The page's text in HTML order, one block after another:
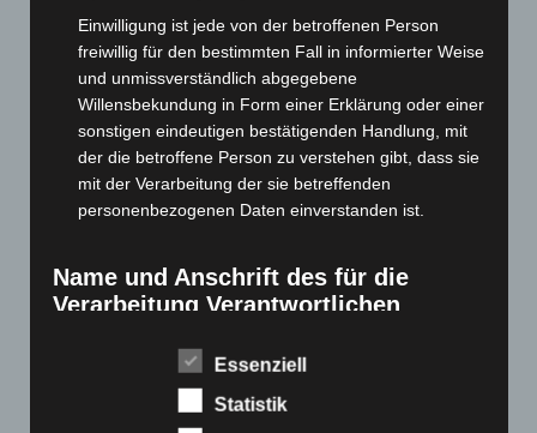
Dezember 2021 (204)
November 2021(215)
Oktober 2021
(171)
September 2021(180)
August 2021 (154)
Juni 2021
Mai 2021(200)
(189)
Einwilligung ist jede von der betroffenen Person
freiwillig für den bestimmten Fall in informierter Weise
und unmissverständlich abgegebene
Willensbekundung in Form einer Erklärung oder einer
sonstigen eindeutigen bestätigenden Handlung, mit
der die betroffene Person zu verstehen gibt, dass sie
mit der Verarbeitung der sie betreffenden
personenbezogenen Daten einverstanden ist.
Name und Anschrift des für die
Verarbeitung Verantwortlichen
Grundverordnung, sonstiger in den Mitgliedstaaten der
Europäischen Union geltenden Datenschutzgesetze und
anderer Bestimmungen mit datenschutzrechtlichem
Essenziell
Statistik